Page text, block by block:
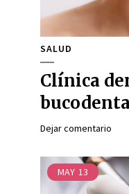
SALUD
Clínica
Dejar comentario
MAY 13